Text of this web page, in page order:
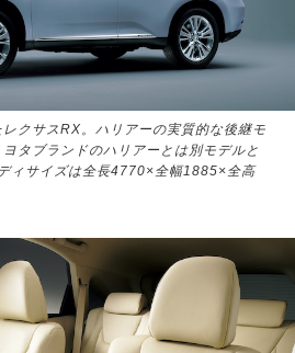
クサスRX。ハリアーの実質的な後継モ
タブランドのハリアーとは別モデルと
ィサイズは全長4770×全幅1885×全高